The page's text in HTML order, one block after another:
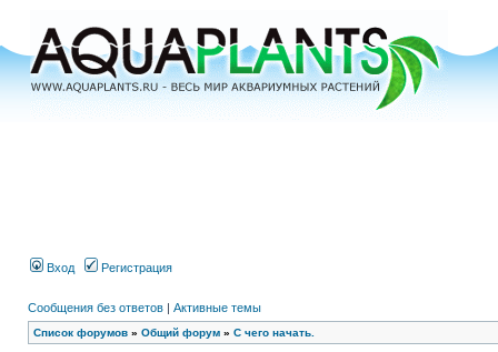
Вход Регистрация
Сообщения без ответов | Активные темы
Список форумов » Общий форум » С чего начать.